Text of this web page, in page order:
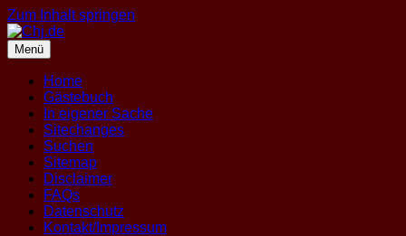
Zum Inhalt springen
Menü
Home
Gästebuch
In eigener Sache
Sitechanges
Suchen
Sitemap
Disclaimer
FAQs
Datenschutz
Kontakt/Impressum